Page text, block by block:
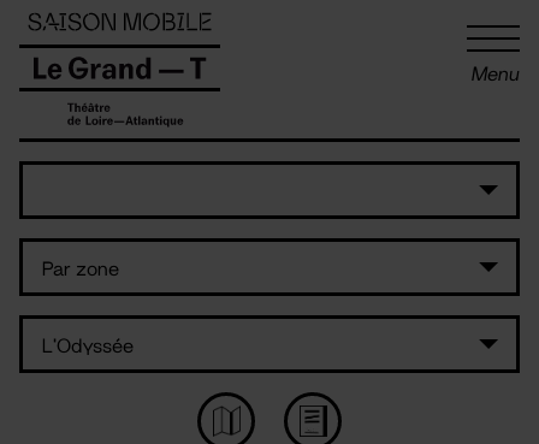
Menu
Panneau de gestion des cookies